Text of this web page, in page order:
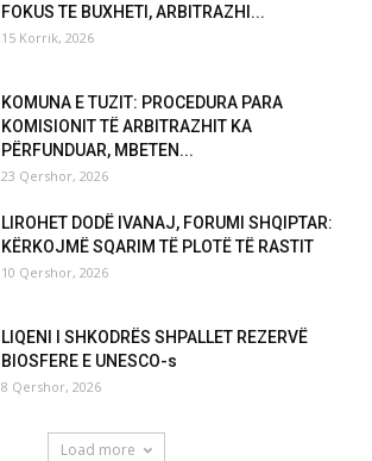
FOKUS TE BUXHETI, ARBITRAZHI...
15 Korrik, 2026
KOMUNA E TUZIT: PROCEDURA PARA
KOMISIONIT TË ARBITRAZHIT KA
PËRFUNDUAR, MBETEN...
23 Qershor, 2026
LIROHET DODË IVANAJ, FORUMI SHQIPTAR:
KËRKOJMË SQARIM TË PLOTË TË RASTIT
10 Qershor, 2026
LIQENI I SHKODRËS SHPALLET REZERVË
BIOSFERE E UNESCO-s
8 Qershor, 2026
Load more